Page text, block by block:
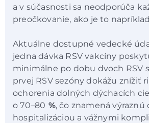
a v súčasnosti sa neodporúča
preočkovanie, ako je to
Aktuálne dostupné vedecké
jedna dávka RSV vakcíny
minimálne po dobu dvoch RSV
prvej RSV sezóny dokážu znížiť
ochorenia dolných dýchacích
o 70–80 %, čo znamená výraznú
hospitalizáciou a vážnymi